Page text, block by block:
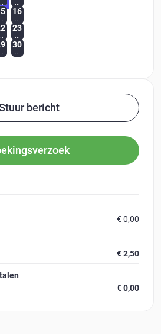
16
23
30
bericht
€ 0,00
€ 2,50
€ 0,00